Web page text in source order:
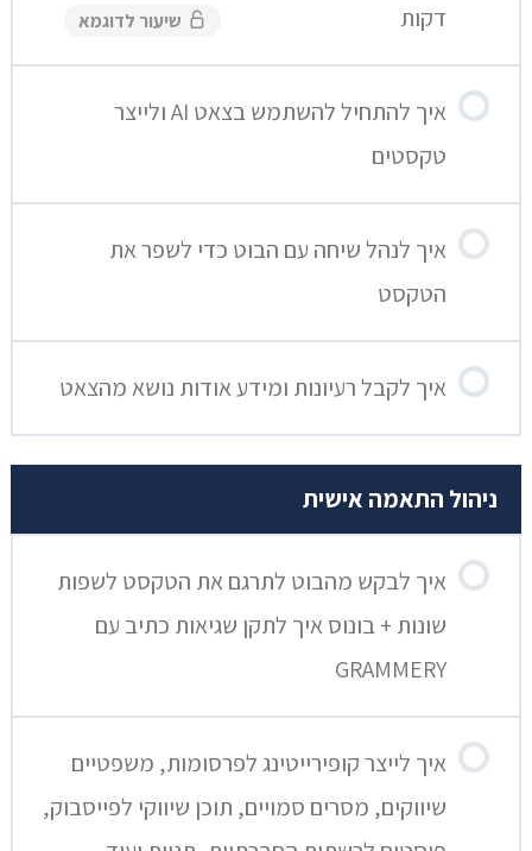
דקות
שיעור לדוגמא
איך להתחיל להשתמש בצאט AI ולייצר
טקסטים
איך לנהל שיחה עם הבוט כדי לשפר את
הטקסט
איך לקבל רעיונות ומידע אודות נושא מהצאט
ניהול התאמה אישית
איך לבקש מהבוט לתרגם את הטקסט לשפות
שונות + בונוס איך לתקן שגיאות כתיב עם
GRAMMERY
איך לייצר קופירייטינג לפרסומות, משפטיים
שיווקים, מסרים סמויים, תוכן שיווקי לפייסבוק,